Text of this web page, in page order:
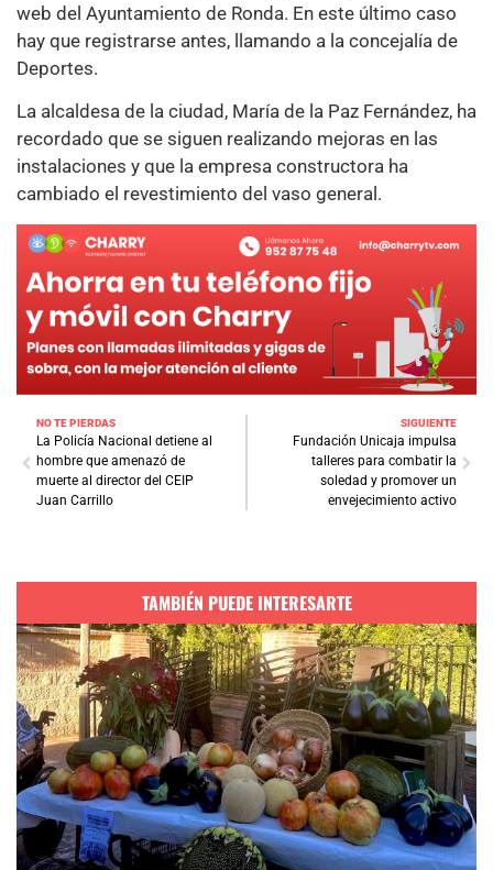
web del Ayuntamiento de Ronda. En este último caso
hay que registrarse antes, llamando a la concejalía de
Deportes.
La alcaldesa de la ciudad, María de la Paz Fernández, ha
recordado que se siguen realizando mejoras en las
instalaciones y que la empresa constructora ha
cambiado el revestimiento del vaso general.
NO TE PIERDAS
La Policía Nacional detiene al
hombre que amenazó de
muerte al director del CEIP
Juan Carrillo
SIGUIENTE
Fundación Unicaja impulsa
talleres para combatir la
soledad y promover un
envejecimiento activo
TAMBIÉN PUEDE INTERESARTE